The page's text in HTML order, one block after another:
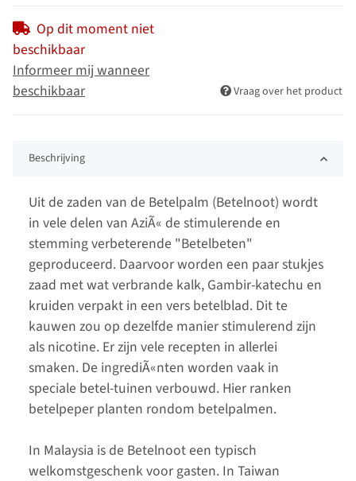
Op dit moment niet
beschikbaar
Informeer mij wanneer
beschikbaar
Vraag over het product
Beschrijving
Uit de zaden van de Betelpalm (Betelnoot) wordt
in vele delen van AziÃ« de stimulerende en
stemming verbeterende "Betelbeten"
geproduceerd. Daarvoor worden een paar stukjes
zaad met wat verbrande kalk, Gambir-katechu en
kruiden verpakt in een vers betelblad. Dit te
kauwen zou op dezelfde manier stimulerend zijn
als nicotine. Er zijn vele recepten in allerlei
smaken. De ingrediÃ«nten worden vaak in
speciale betel-tuinen verbouwd. Hier ranken
betelpeper planten rondom betelpalmen.
In Malaysia is de Betelnoot een typisch
welkomstgeschenk voor gasten. In Taiwan